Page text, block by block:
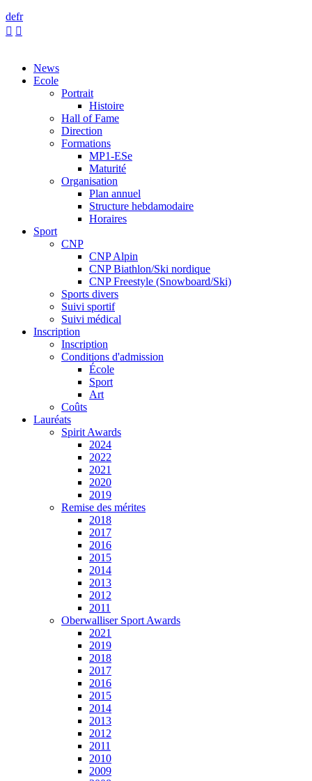
defr
 
News
Ecole
Portrait
Histoire
Hall of Fame
Direction
Formations
MP1-ESe
Maturité
Organisation
Plan annuel
Structure hebdamodaire
Horaires
Sport
CNP
CNP Alpin
CNP Biathlon/Ski nordique
CNP Freestyle (Snowboard/Ski)
Sports divers
Suivi sportif
Suivi médical
Inscription
Inscription
Conditions d'admission
École
Sport
Art
Coûts
Lauréats
Spirit Awards
2024
2022
2021
2020
2019
Remise des mérites
2018
2017
2016
2015
2014
2013
2012
2011
Oberwalliser Sport Awards
2021
2019
2018
2017
2016
2015
2014
2013
2012
2011
2010
2009